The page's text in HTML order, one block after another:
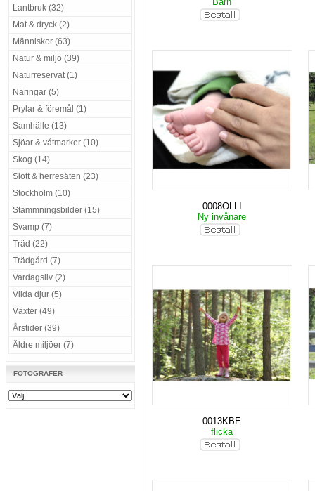
Lantbruk (32)
Mat & dryck (2)
Människor (63)
Natur & miljö (39)
Naturreservat (1)
Näringar (5)
Prylar & föremål (1)
Samhälle (13)
Sjöar & våtmarker (10)
Skog (14)
Slott & herresäten (23)
Stockholm (10)
Stämmningsbilder (15)
Svamp (7)
Träd (22)
Trädgård (7)
Vardagsliv (2)
Vilda djur (5)
Växter (49)
Årstider (39)
Äldre miljöer (7)
FOTOGRAFER
0008OLLI
Ny invånare
0013KBE
flicka